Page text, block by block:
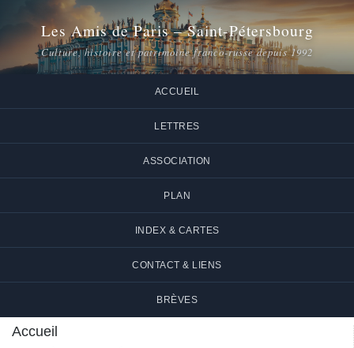
Les Amis de Paris – Saint-Pétersbourg
Culture, histoire et patrimoine franco-russe depuis 1992
ACCUEIL
LETTRES
ASSOCIATION
PLAN
INDEX & CARTES
CONTACT & LIENS
BRÈVES
Accueil